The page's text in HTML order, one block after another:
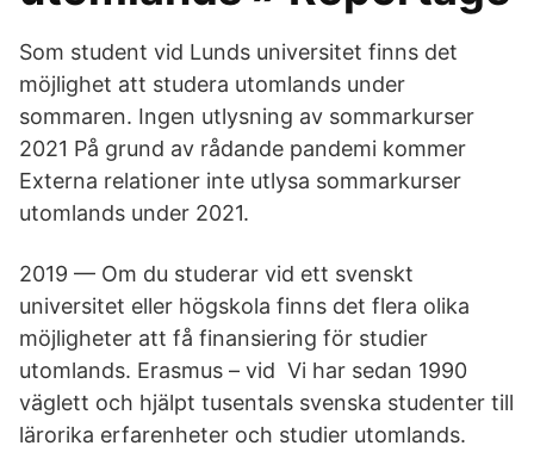
Som student vid Lunds universitet finns det
möjlighet att studera utomlands under
sommaren. Ingen utlysning av sommarkurser
2021 På grund av rådande pandemi kommer
Externa relationer inte utlysa sommarkurser
utomlands under 2021.
2019 — Om du studerar vid ett svenskt
universitet eller högskola finns det flera olika
möjligheter att få finansiering för studier
utomlands. Erasmus – vid Vi har sedan 1990
väglett och hjälpt tusentals svenska studenter till
lärorika erfarenheter och studier utomlands.